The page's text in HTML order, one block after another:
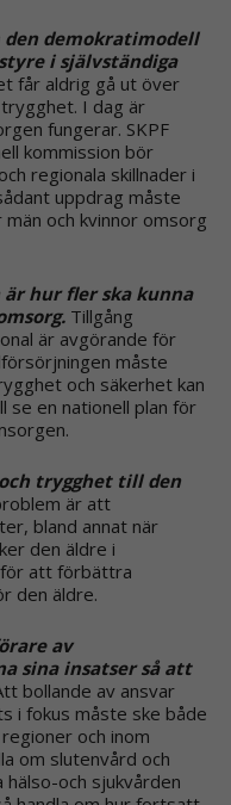
den demokratimodell
i självständiga
får aldrig gå ut över
I dag är
fungerar. SKPF
kommission bör
regionala skillnader i
uppdrag måste
och kvinnor omsorg
är hur fler ska kunna
Tillgång
är avgörande för
måste
och säkerhet kan
se en nationell plan för
trygghet till den
är att
bland annat när
den äldre i
att förbättra
den äldre.
av
sina insatser så att
bollande av ansvar
i fokus måste ske både
och inom
om slutenvård och
hälso-och sjukvården